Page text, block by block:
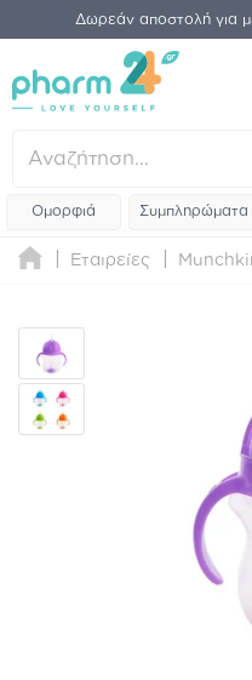
Δωρεάν αποστολή για
Ομορφιά Συμπληρώματα
Εταιρείες